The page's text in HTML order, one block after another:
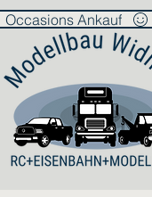
Occasions Ankauf